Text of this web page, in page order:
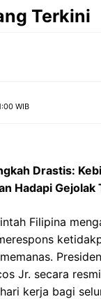
Terkini
WIB
Drastis:
Hadapi Gejolak
Filipina
Jr. secara
kerja bagi